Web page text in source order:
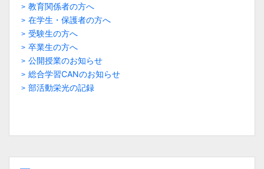
教育関係者の方へ
在学生・保護者の方へ
受験生の方へ
卒業生の方へ
公開授業のお知らせ
総合学習CANのお知らせ
部活動栄光の記録